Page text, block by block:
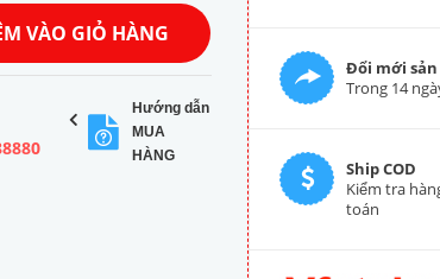
VÀO GIỎ HÀNG
Hướng dẫn
MUA
HÀNG
Đổi mới
Trong 14
Ship COD
Kiểm tra
toán